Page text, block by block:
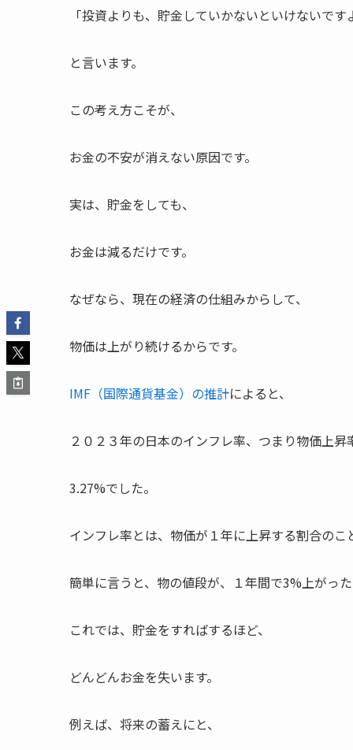
「投資よりも、貯金していかないといけないです
と言います。
この考え方こそが、
お金の不安が消えない原因です。
実は、貯金をしても、
お金は減るだけです。
なぜなら、現在の経済の仕組みからして、
物価は上がり続けるからです。
IMF（国際通貨基金）の推計によると、
２０２３年の日本のインフレ率、つまり物価上昇
3.27%でした。
インフレ率とは、物価が１年に上昇する割合のこ
簡単に言うと、物の値段が、１年間で3%上がっ
これでは、貯金をすればするほど、
どんどんお金を失います。
例えば、将来の蓄えにと、